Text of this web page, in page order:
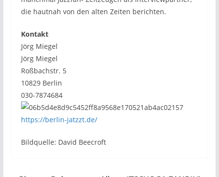
die hautnah von den alten Zeiten berichten.
Kontakt
Jörg Miegel
Jörg Miegel
Roßbachstr. 5
10829 Berlin
030-7874684
https://berlin-jatzzt.de/
Bildquelle: David Beecroft